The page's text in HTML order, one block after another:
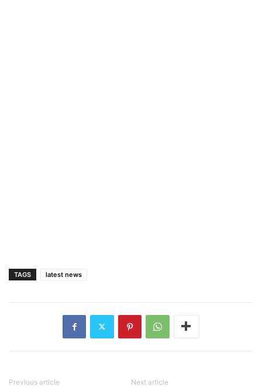
TAGS latest news
Previous article Next article